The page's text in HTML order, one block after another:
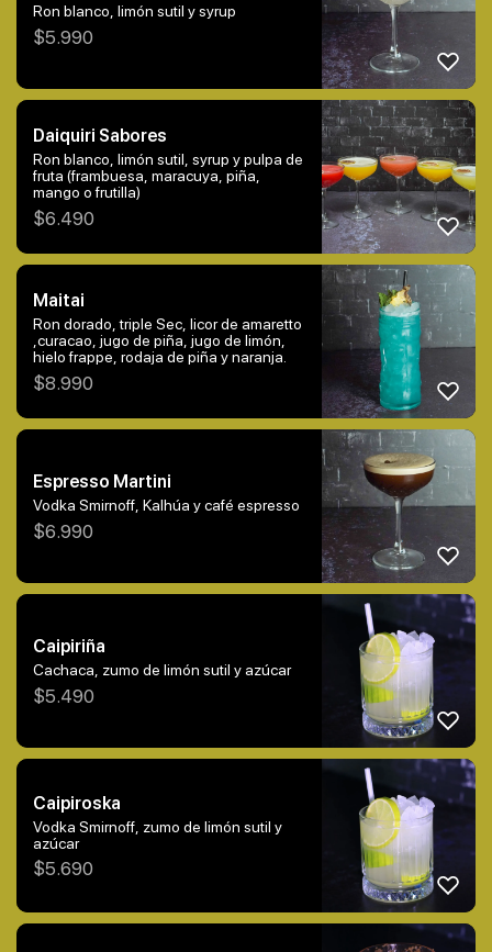
Ron blanco, limón sutil y syrup
$5.990
Daiquiri Sabores
Ron blanco, limón sutil, syrup y pulpa de
fruta (frambuesa, maracuya, piña,
mango o frutilla)
$6.490
Maitai
Ron dorado, triple Sec, licor de amaretto
,curacao, jugo de piña, jugo de limón,
hielo frappe, rodaja de piña y naranja.
$8.990
Espresso Martini
Vodka Smirnoff, Kalhúa y café espresso
$6.990
Caipiriña
Cachaca, zumo de limón sutil y azúcar
$5.490
Caipiroska
Vodka Smirnoff, zumo de limón sutil y
azúcar
$5.690